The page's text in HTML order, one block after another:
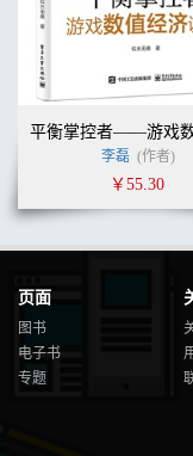
李磊 (作者)
￥55.30
页面
图书
电子书
专题